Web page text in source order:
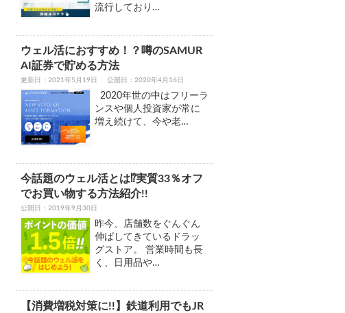
流行しており…
ウェル活におすすめ！？噂のSAMUR
AI証券で貯める方法
更新日：2021年5月19日 公開日：2020年4月16日
2020年世の中はフリーラ
ンスや個人投資家が常に
増え続けて、今や老…
今話題のウェル活とは⁉実質33％オフ
でお買い物する方法紹介!!
公開日： 2019年9月30日
昨今、店舗数をぐんぐん
伸ばしてきているドラッ
グストア。 営業時間も長
く、日用品や…
【消費増税対策に!!】鉄道利用でもJR